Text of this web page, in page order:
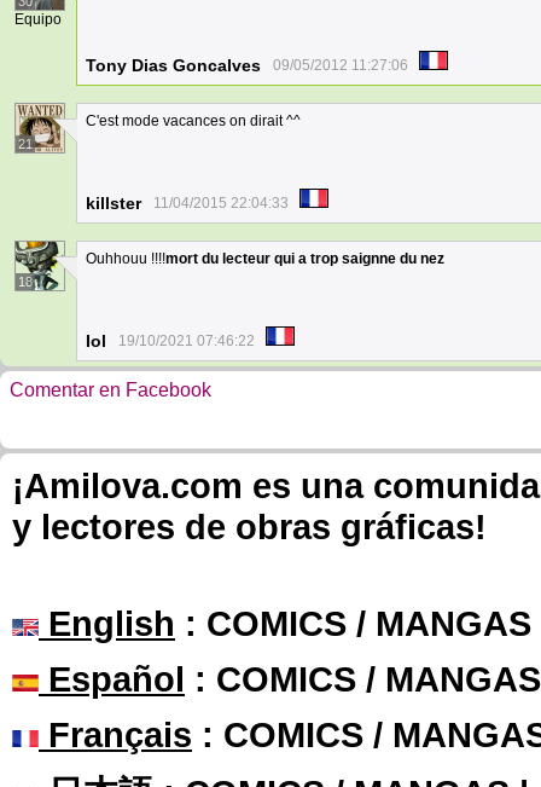
Equipo
Tony Dias Goncalves 09/05/2012 11:27:06
21
C'est mode vacances on dirait ^^
killster 11/04/2015 22:04:33
18
Ouhhouu !!!!mort du lecteur qui a trop saignne du nez
Iol 19/10/2021 07:46:22
Comentar en Facebook
¡Amilova.com es una
y lectores de obras gráficas!
English : COMICS /
Español : COMICS /
Français : COMICS /